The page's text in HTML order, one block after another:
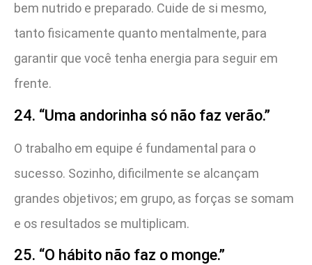
bem nutrido e preparado. Cuide de si mesmo,
tanto fisicamente quanto mentalmente, para
garantir que você tenha energia para seguir em
frente.
24. “Uma andorinha só não faz verão.”
O trabalho em equipe é fundamental para o
sucesso. Sozinho, dificilmente se alcançam
grandes objetivos; em grupo, as forças se somam
e os resultados se multiplicam.
25. “O hábito não faz o monge.”